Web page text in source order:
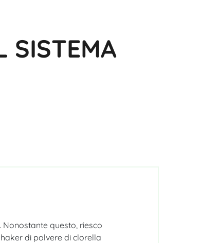
SISTEMA
questo, riesco
di polvere di clorella